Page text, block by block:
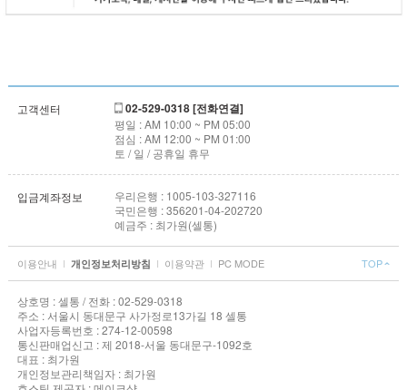
고객센터 02-529-0318 [전화연결]
평일 : AM 10:00 ~ PM 05:00
점심 : AM 12:00 ~ PM 01:00
토 / 일 / 공휴일 휴무
입금계좌정보
우리은행 : 1005-103-327116
국민은행 : 356201-04-202720
예금주 : 최가원(셀통)
이용안내 I 개인정보처리방침 I 이용약관I PC MODE TOP
상호명 : 셀통 / 전화 : 02-529-0318
주소 : 서울시 동대문구 사가정로13가길 18 셀통
사업자등록번호 : 274-12-00598
통신판매업신고 : 제 2018-서울 동대문구-1092호
대표 : 최가원
개인정보관리책임자 : 최가원